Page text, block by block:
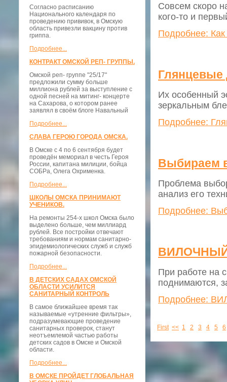
Согласно расписанию
Национального календаря по
проведению прививок, в Омскую
область привезли вакцину против
гриппа.
Подробнее...
КОНТРАКТ ОМСКОЙ РЕП- ГРУППЫ.
Омской реп- группе "25/17"
предложили сумму больше
миллиона рублей за выступление с
одной песней на митинг- концерте
на Сахарова, о котором ранее
заявлял в своём блоге Навальный
Подробнее...
СЛАВА ГЕРОЮ ГОРОДА ОМСКА.
В Омске с 4 по 6 сентября будет
проведён мемориал в честь Героя
России, капитана милиции, бойца
СОБРа, Олега Охрименка.
Подробнее...
ШКОЛЫ ОМСКА ПРИНИМАЮТ
УЧЕНИКОВ.
На ремонты 254-х школ Омска было
выделено больше, чем миллиард
рублей. Все постройки отвечают
требованиям и нормам санитарно-
эпидемиологических служб и служб
пожарной безопасности.
Подробнее...
В ДЕТСКИХ САДАХ ОМСКОЙ
ОБЛАСТИ УСИЛИТСЯ
САНИТАРНЫЙ КОНТРОЛЬ
В самое ближайшее время так
называемые «утренние фильтры»,
подразумевающие проведение
санитарных проверок, станут
неотъемлемой частью работы
детских садов в Омске и Омской
области.
Подробнее...
В ОМСКЕ ПРОЙДЕТ ГЛОБАЛЬНАЯ
Совсем скоро
кого-то и
Подробнее:
Глянцевые
Их особенный
зеркальным
Подробнее:
Выбираем
Проблема
анализ его
Подробнее:
При работе на
поднимаются,
Подробнее:
First << 1 2 3 4 5 6